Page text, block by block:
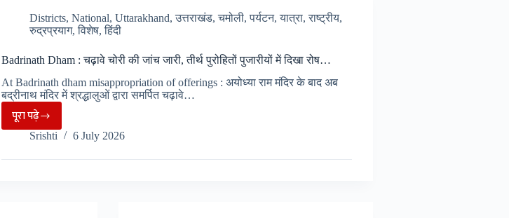
कपाट,
महिला
ने
किया
भगवान
Districts, National, Uttarakhand,उत्तराखंड,चमोली,पर्यटन,यात्रा,राष्ट्रीय,
रुद्रप्रयाग,विशेष,हिंदी
Badrinath Dham : चढ़ावे चोरी की जांच जारी, तीर्थ पुरोहितों पुजारीयों में दिखा रोष…
At Badrinath dham misappropriation of offerings : अयोध्या राम मंदिर के बाद अब
बद्रीनाथ मंदिर में श्रद्धालुओं द्वारा समर्पित चढ़ावे…
पूरा पढ़ेBadrinath
Dham
:
Srishti 6 July 2026